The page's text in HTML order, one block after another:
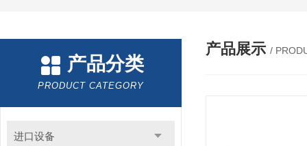
产品分类
PRODUCT CATEGORY
进口设备
产品展示 /